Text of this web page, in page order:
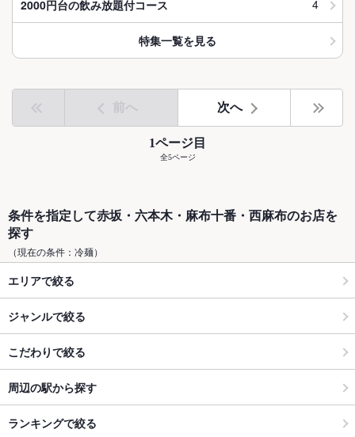
2000円台の飲み放題付コース 4
特集一覧を見る
前へ 次へ
1ページ目
全5ページ
条件を指定して赤坂・六本木・麻布十番・西麻布のお店を
探す
（現在の条件：冷麺）
エリアで絞る
ジャンルで絞る
こだわりで絞る
周辺の駅から探す
ランキングで絞る